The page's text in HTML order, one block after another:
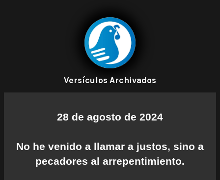
Versículos Archivados
28 de agosto de 2024
No he venido a llamar a justos, sino a
pecadores al arrepentimiento.